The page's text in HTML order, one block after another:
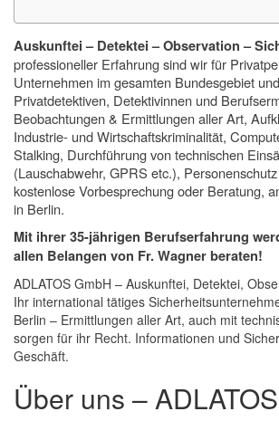
Auskunftei – Detektei – Observation –
professioneller Erfahrung sind wir für
Unternehmen im gesamten Bundesgebiet
Privatdetektiven, Detektivinnen und
Beobachtungen & Ermittlungen aller Art,
Industrie- und Wirtschaftskriminalität,
Stalking, Durchführung von technischen
(Lauschabwehr, GPRS etc.),
kostenlose Vorbesprechung oder Beratung,
in Berlin.
Mit ihrer 35-jährigen Berufserfahrung
allen Belangen von Fr. Wagner beraten!
ADLATOS GmbH – Auskunftei, Detektei,
Ihr international tätiges
Berlin – Ermittlungen aller Art, auch mit
sorgen für ihr Recht. Informationen und
Geschäft.
Über uns –